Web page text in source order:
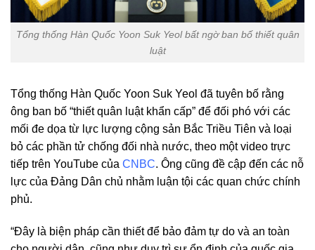
Tổng thống Hàn Quốc Yoon Suk Yeol bất ngờ ban bố thiết quân
luật
Tổng thống Hàn Quốc Yoon Suk Yeol đã tuyên bố rằng
ông ban bố “thiết quân luật khẩn cấp” để đối phó với các
mối đe dọa từ lực lượng cộng sản Bắc Triều Tiên và loại
bỏ các phần tử chống đối nhà nước, theo một video trực
tiếp trên YouTube của CNBC. Ông cũng đề cập đến các nỗ
lực của Đảng Dân chủ nhằm luận tội các quan chức chính
phủ.
“Đây là biện pháp cần thiết để bảo đảm tự do và an toàn